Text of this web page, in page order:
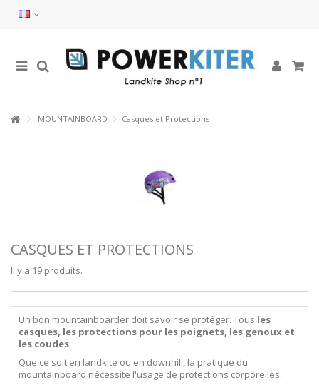
MOUNTAINBOARD Casques et Protections
CASQUES ET PROTECTIONS
Il y a 19 produits.
Un bon mountainboarder doit savoir se protéger. Tous les
casques, les protections pour les poignets, les genoux et
les coudes.
Que ce soit en landkite ou en downhill, la pratique du
mountainboard nécessite l'usage de protections corporelles.